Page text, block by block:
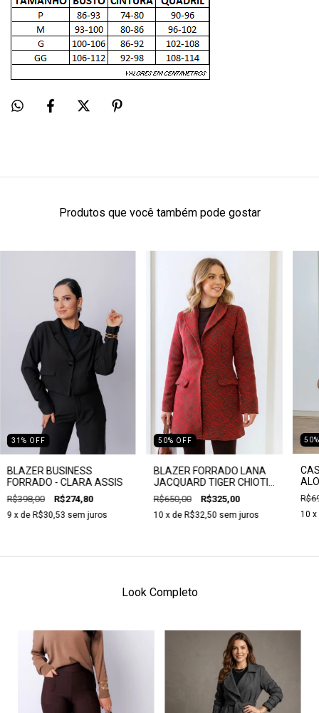
Produtos que você também pode gostar
31 % OFF
BLAZER BUSINESS
FORRADO - CLARA ASSIS
R$398,00 R$274,80
9 x de R$30,53 sem juros
50% OFF
BLAZER FORRADO LANA
JACQUARD TIGER CHIOTI -
CLARA ASSIS
R$650,00 R$325,00
10 x de R$32,50 sem juros
50
10 x
Look Completo